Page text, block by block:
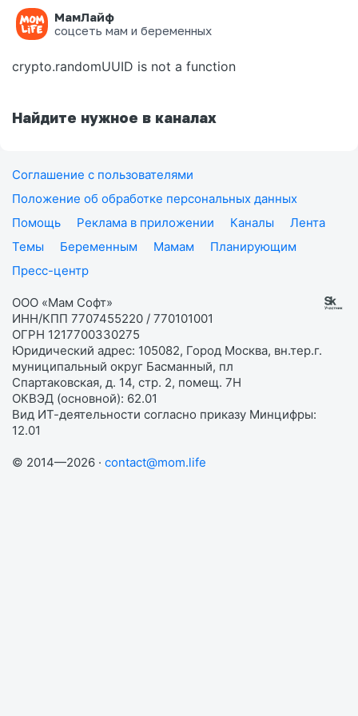
МамЛайф
соцсеть мам и беременных
Ошибка на странице
crypto.randomUUID is not a function
Найдите нужное в каналах
Соглашение с пользователями
Положение об обработке персональных данных
Помощь
Реклама в приложении Каналы
Лента
Темы
Беременным Мамам
Планирующим
Пресс-центр
ООО «Мам Софт»
ИНН/КПП 7707455220 / 770101001
ОГРН 1217700330275
Юридический адрес: 105082, Город Москва, вн.тер.г.
муниципальный округ Басманный, пл
Спартаковская, д. 14, стр. 2, помещ. 7Н
ОКВЭД (основной): 62.01
Вид ИТ-деятельности согласно приказу Минцифры:
12.01
© 2014—2026 · contact@mom.life